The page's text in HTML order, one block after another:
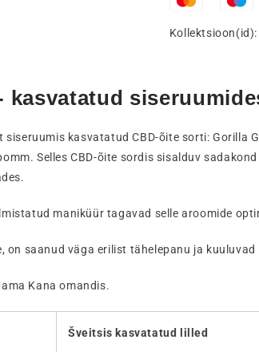
Kollektsioon(id):
kasvatatud CBD-õite sorti: Gorilla
Selles CBD-õite sordis sisalduv
maniküür tagavad selle aroomide
on saanud väga erilist tähelepanu ja
Kana omandis.
Šveitsis kasvatatud lilled